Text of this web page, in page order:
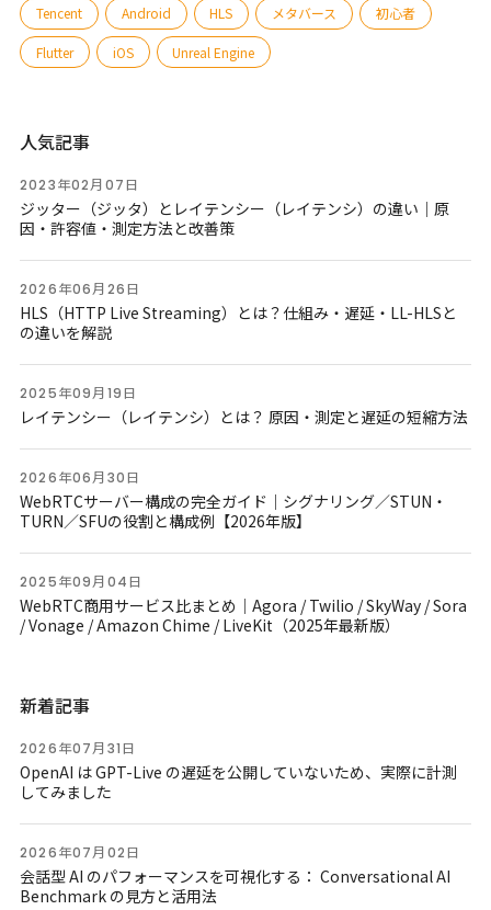
Tencent Android HLS メタバース 初心者
Flutter iOS Unreal Engine
人気記事
2023年02月07日
ジッター（ジッタ）とレイテンシー（レイテンシ）の違い｜原
因・許容値・測定方法と改善策
2026年06月26日
HLS（HTTP Live Streaming）とは？仕組み・遅延・LL-HLSと
の違いを解説
2025年09月19日
レイテンシー（レイテンシ）とは？ 原因・測定と遅延の短縮方法
2026年06月30日
WebRTCサーバー構成の完全ガイド｜シグナリング／STUN・
TURN／SFUの役割と構成例【2026年版】
2025年09月04日
WebRTC商用サービス比まとめ｜Agora / Twilio / SkyWay / Sora
/ Vonage / Amazon Chime / LiveKit（2025年最新版）
新着記事
2026年07月31日
OpenAI は GPT-Live の遅延を公開していないため、実際に計測
してみました
2026年07月02日
会話型 AI のパフォーマンスを可視化する： Conversational AI
Benchmark の見方と活用法